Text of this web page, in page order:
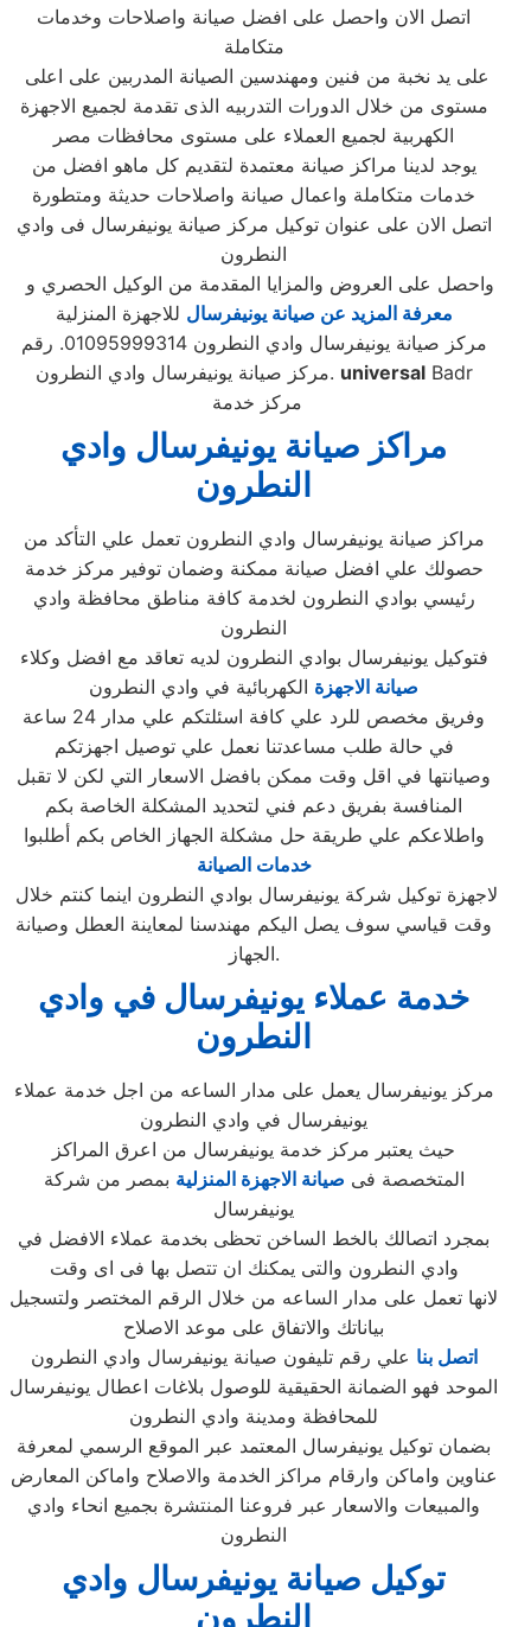
اتصل الان واحصل على افضل صيانة واصلاحات وخدمات
متكاملة
مستوى من خلال الدورات التدربيه الذى تقدمة لجميع الاجهزة
الكهربية لجميع العملاء على مستوى محافظات مصر
يوجد لدينا مراكز صيانة معتمدة لتقديم كل ماهو افضل من
خدمات متكاملة واعمال صيانة واصلاحات حديثة ومتطورة
اتصل الان على عنوان توكيل مركز صيانة يونيفرسال فى وادي
النطرون
واحصل على العروض والمزايا المقدمة من الوكيل الحصري و
معرفة المزيد عن صيانة يونيفرسال للاجهزة المنزلية
مركز صيانة يونيفرسال وادي النطرون 01095999314. رقم
مركز صيانة يونيفرسال وادي النطرون. universalBadr
مركز خدمة
مراكز صيانة يونيفرسال وادي
النطرون
مراكز صيانة يونيفرسال وادي النطرون تعمل علي التأكد من
حصولك علي افضل صيانة ممكنة وضمان توفير مركز خدمة
رئيسي بوادي النطرون لخدمة كافة مناطق محافظة وادي
النطرون
فتوكيل يونيفرسال بوادي النطرون لديه تعاقد مع افضل وكلاء
صيانة الاجهزة الكهربائية في وادي النطرون
وفريق مخصص للرد علي كافة اسئلتكم علي مدار 24 ساعة
في حالة طلب مساعدتنا نعمل علي توصيل اجهزتكم
وصيانتها في اقل وقت ممكن بافضل الاسعار التي لكن لا تقبل
المنافسة بفريق دعم فني لتحديد المشكلة الخاصة بكم
واطلاعكم علي طريقة حل مشكلة الجهاز الخاص بكم أطلبوا
خدمات الصيانة
وقت قياسي سوف يصل اليكم مهندسنا لمعاينة العطل وصيانة
الجهاز.
خدمة عملاء يونيفرسال في وادي
النطرون
مركز يونيفرسال يعمل على مدار الساعه من اجل خدمة عملاء
يونيفرسال في وادي النطرون
حيث يعتبر مركز خدمة يونيفرسال من اعرق المراكز
المتخصصة فى صيانة الاجهزة المنزلية بمصر من شركة
يونيفرسال
بمجرد اتصالك بالخط الساخن تحظى بخدمة عملاء الافضل في
وادي النطرون والتى يمكنك ان تتصل بها فى اى وقت
لانها تعمل على مدار الساعه من خلال الرقم المختصر ولتسجيل
بياناتك والاتفاق على موعد الاصلاح
اتصل بنا علي رقم تليفون صيانة يونيفرسال وادي النطرون
الموحد فهو الضمانة الحقيقية للوصول بلاغات اعطال يونيفرسال
للمحافظة ومدينة وادي النطرون
بضمان توكيل يونيفرسال المعتمد عبر الموقع الرسمي لمعرفة
عناوين واماكن وارقام مراكز الخدمة والاصلاح واماكن المعارض
والمبيعات والاسعار عبر فروعنا المنتشرة بجميع انحاء وادي
النطرون
توكيل صيانة يونيفرسال وادي
النطرون